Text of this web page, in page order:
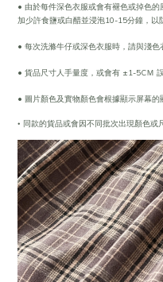
• 由於每件深色衣服或會有褪色或掉色
加少許食鹽或白醋並浸泡10-15分鐘，以
• 每次洗滌牛仔或深色衣服時，請與淺色
• 貨品尺寸人手量度，或會有 ±1-5CＭ 誤
• 圖片顏色及實物顏色會根據顯示屏幕的
• 同款的貨品或會因不同批次出現顏色或